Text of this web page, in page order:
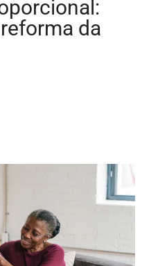
da